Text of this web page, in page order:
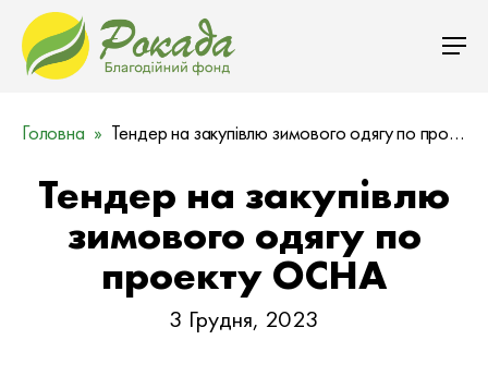
Головна Тендер на закупівлю зимового одягу по проекту ОСНА
Тендер на закупівлю
зимового одягу по
проекту ОСНА
3 Грудня, 2023